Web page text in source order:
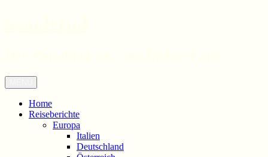
Zum
Inhalt
springen
Home
Reiseberichte
Europa
Italien
Deutschland